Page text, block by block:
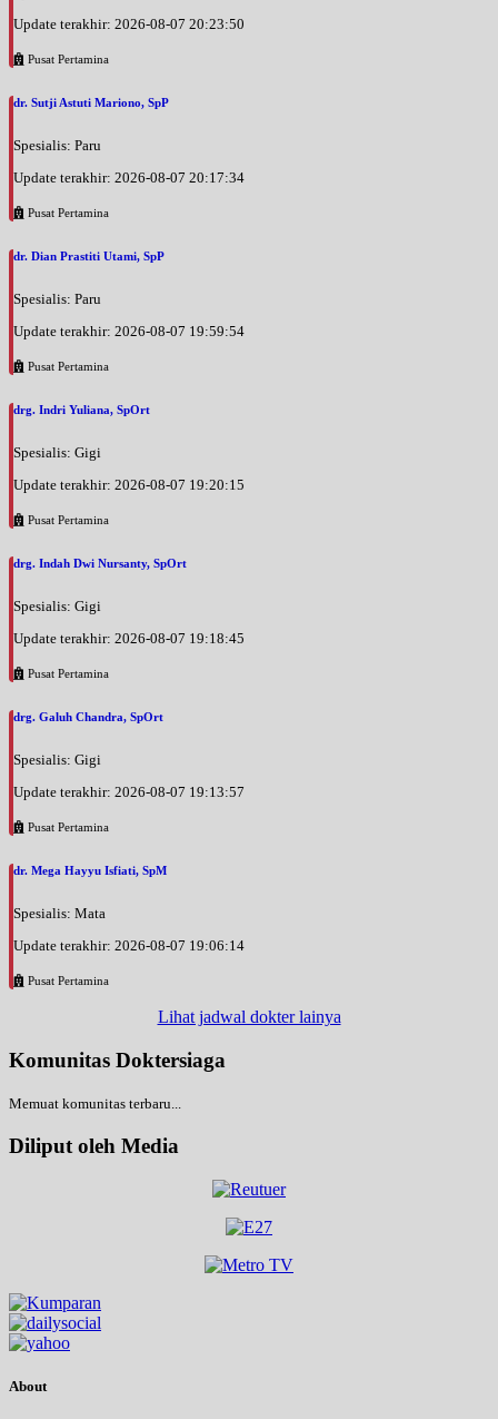
Update terakhir: 2026-08-07 20:23:50
Pusat Pertamina
dr. Sutji Astuti Mariono, SpP
Spesialis: Paru
Update terakhir: 2026-08-07 20:17:34
Pusat Pertamina
dr. Dian Prastiti Utami, SpP
Spesialis: Paru
Update terakhir: 2026-08-07 19:59:54
Pusat Pertamina
drg. Indri Yuliana, SpOrt
Spesialis: Gigi
Update terakhir: 2026-08-07 19:20:15
Pusat Pertamina
drg. Indah Dwi Nursanty, SpOrt
Spesialis: Gigi
Update terakhir: 2026-08-07 19:18:45
Pusat Pertamina
drg. Galuh Chandra, SpOrt
Spesialis: Gigi
Update terakhir: 2026-08-07 19:13:57
Pusat Pertamina
dr. Mega Hayyu Isfiati, SpM
Spesialis: Mata
Update terakhir: 2026-08-07 19:06:14
Pusat Pertamina
Lihat jadwal dokter lainya
Komunitas Doktersiaga
Memuat komunitas terbaru...
Diliput oleh Media
About